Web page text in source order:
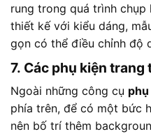
rung trong quá trình chụp
thiết kế với kiểu dáng,
gọn có thể điều chỉnh độ
7. Các phụ kiện
Ngoài những công cụ
phía trên, để có một bức
nên bố trí thêm